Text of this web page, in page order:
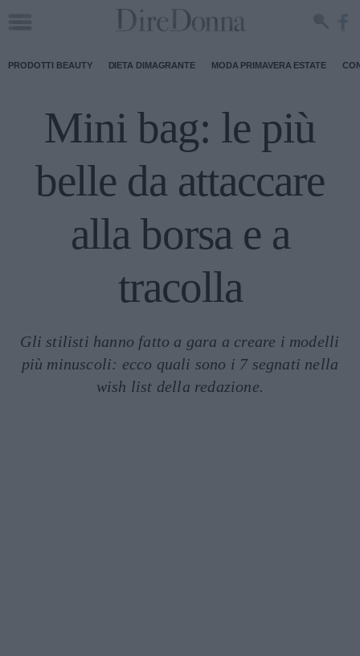
PRODOTTI BEAUTY DIETA DIMAGRANTE MODA PRIMAVERA ESTATE
Mini bag: le più
belle da attaccare
alla borsa e a
tracolla
Gli stilisti hanno fatto a gara a creare i modelli
più minuscoli: ecco quali sono i 7 segnati nella
wish list della redazione.